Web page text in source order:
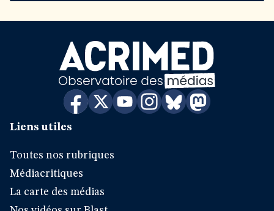
Liens utiles
Toutes nos rubriques
Médiacritiques
La carte des médias